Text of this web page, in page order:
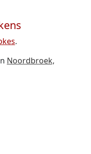
.
Noordbroek,